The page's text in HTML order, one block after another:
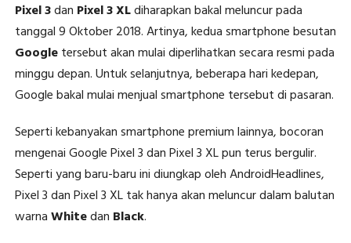
Pixel 3dan Pixel 3 XLdiharapkan bakal meluncur pada
tanggal 9 Oktober 2018. Artinya, kedua smartphone besutan
Googletersebut akan mulai diperlihatkan secara resmi pada
minggu depan. Untuk selanjutnya, beberapa hari kedepan,
Google bakal mulai menjual smartphone tersebut di pasaran.
Seperti kebanyakan smartphone premium lainnya, bocoran
mengenai Google Pixel 3 dan Pixel 3 XL pun terus bergulir.
Seperti yang baru-baru ini diungkap oleh AndroidHeadlines,
Pixel 3 dan Pixel 3 XL tak hanya akan meluncur dalam balutan
warnaWhitedan Black.